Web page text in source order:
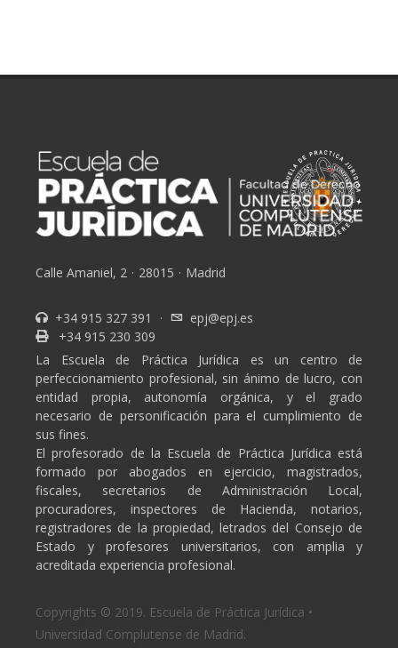
Calle Amaniel, 2 · 28015 · Madrid
+34 915 327 391 ·
epj@epj.es
+34 915 230 309
La Escuela de Práctica Jurídica es un centro de
perfeccionamiento profesional, sin ánimo de lucro, con
entidad propia, autonomía orgánica, y el grado
necesario de personificación para el cumplimiento de
sus fines.
El profesorado de la Escuela de Práctica Jurídica está
formado por abogados en ejercicio, magistrados,
fiscales, secretarios de Administración Local,
procuradores, inspectores de Hacienda, notarios,
registradores de la propiedad, letrados del Consejo de
Estado y profesores universitarios, con amplia y
acreditada experiencia profesional.
Copyrights © 2019. Escuela de Práctica Jurídica •
Universidad Complutense de Madrid.